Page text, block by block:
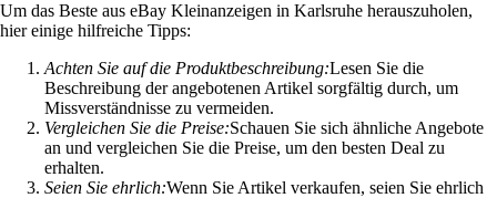
Um das Beste aus eBay Kleinanzeigen in Karlsruhe herauszuholen,
hier einige hilfreiche Tipps:
Achten Sie auf die Produktbeschreibung:Lesen Sie die
Beschreibung der angebotenen Artikel sorgfältig durch, um
Missverständnisse zu vermeiden.
Vergleichen Sie die Preise:Schauen Sie sich ähnliche Angebote
an und vergleichen Sie die Preise, um den besten Deal zu
erhalten.
Seien Sie ehrlich:Wenn Sie Artikel verkaufen, seien Sie ehrlich